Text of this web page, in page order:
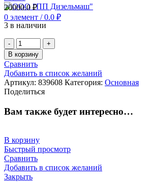
0 элемент / 0.0 ₽
20000.0 ₽
3 в наличии
Количество
товара
Панель
с
резисторами
ПР-50422П
/
В корзину
Сравнить
Добавить в список желаний
Артикул: 839608 Категория: Основная
Поделиться
Вам также будет интересно…
В корзину
Быстрый просмотр
Сравнить
Добавить в список желаний
Закрыть